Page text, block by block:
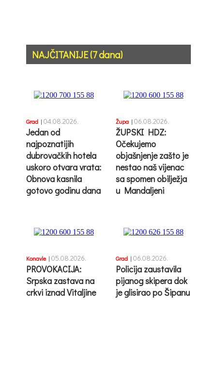
NAJČITANIJE (7 dana)
Grad | 04.08.2026.
Jedan od
najpoznatijih
dubrovačkih hotela
uskoro otvara vrata:
Obnova kasnila
gotovo godinu dana
Župa | 06.08.2026.
ŽUPSKI HDZ:
Očekujemo
objašnjenje zašto je
nestao naš vijenac
sa spomen obilježja
u Mandaljeni
Konavle | 05.08.2026.
PROVOKACIJA:
Srpska zastava na
crkvi iznad Vitaljine
Grad | 06.08.2026.
Policija zaustavila
pijanog skipera dok
je glisirao po Šipanu